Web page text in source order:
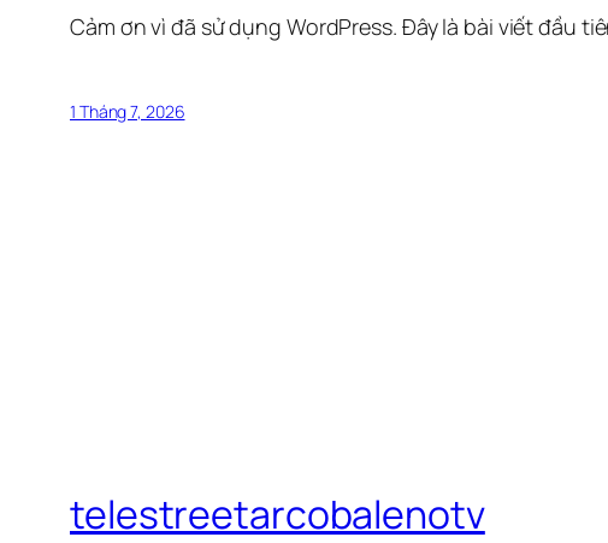
Cảm ơn vì đã sử dụng WordPress. Đây là bài viết đầu
1 Tháng 7, 2026
telestreetarcobalenotv